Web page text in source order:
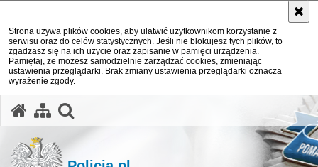
Strona używa plików cookies, aby ułatwić użytkownikom korzystanie z
serwisu oraz do celów statystycznych. Jeśli nie blokujesz tych plików, to
zgadzasz się na ich użycie oraz zapisanie w pamięci urządzenia.
Pamiętaj, że możesz samodzielnie zarządzać cookies, zmieniając
ustawienia przeglądarki. Brak zmiany ustawienia przeglądarki oznacza
wyrażenie zgody.